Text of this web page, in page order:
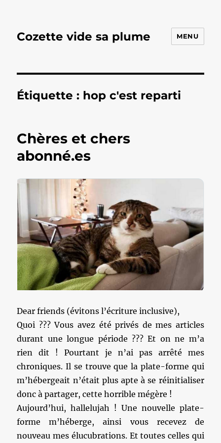
Cozette vide sa plume MENU
Étiquette : hop c'est reparti
Chères et chers
abonné.es
Dear friends (évitons l’écriture inclusive),
Quoi ??? Vous avez été privés de mes articles
durant une longue période ??? Et on ne m’a
rien dit ! Pourtant je n’ai pas arrêté mes
chroniques. Il se trouve que la plate-forme qui
m’hébergeait n’était plus apte à se réinitialiser
donc à partager, cette horrible mégère !
Aujourd’hui, hallelujah ! Une nouvelle plate-
forme m’héberge, ainsi vous recevez de
nouveau mes élucubrations. Et toutes celles qui